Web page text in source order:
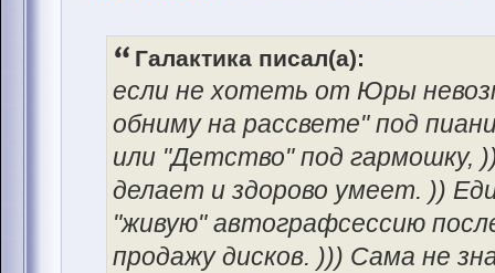
Галактика писал(а):
если не хотеть от Юры
обниму на рассвете" под
или "Детство" под гармошку,
делает и здорово умеет. ))
"живую" автографсессию
продажу дисков. ))) Сама не